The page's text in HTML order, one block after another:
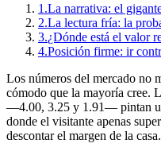
1.La narrativa: el
2.La lectura fría: la
3.¿Dónde está el valor
4.Posición firme: ir
Los números del mercado no
cómodo que la mayoría cree.
—4.00, 3.25 y 1.91— pintan
donde el visitante apenas
descontar el margen de la